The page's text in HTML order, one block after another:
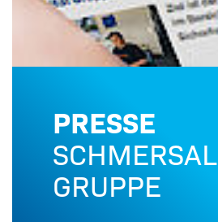
PRESSE
SCHMERSAL
GRUPPE